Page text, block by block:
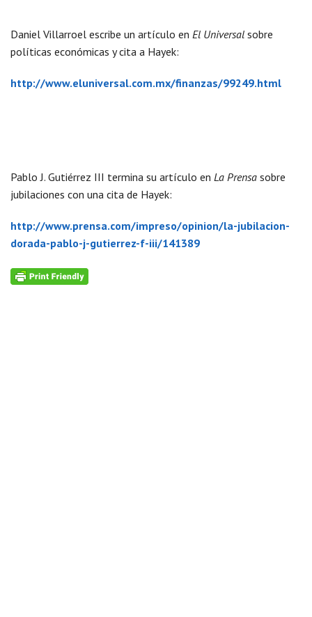
Daniel Villarroel escribe un artículo en El Universal sobre
políticas económicas y cita a Hayek:
http://www.eluniversal.com.mx/finanzas/99249.html
Pablo J. Gutiérrez III termina su artículo en La Prensa sobre
jubilaciones con una cita de Hayek:
http://www.prensa.com/impreso/opinion/la-jubilacion-
dorada-pablo-j-gutierrez-f-iii/141389